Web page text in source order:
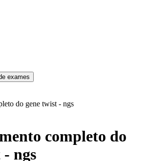
exames
do gene twist - ngs
completo do
- ngs